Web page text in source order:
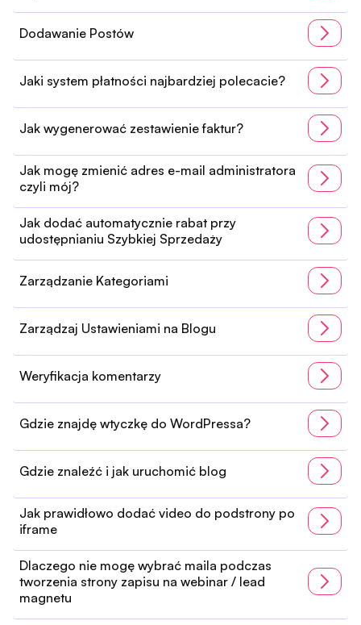
Dodawanie Postów
Jaki system płatności najbardziej polecacie?
Jak wygenerować zestawienie faktur?
Jak mogę zmienić adres e-mail administratora
czyli mój?
Jak dodać automatycznie rabat przy
udostępnianiu Szybkiej Sprzedaży
Zarządzanie Kategoriami
Zarządzaj Ustawieniami na Blogu
Weryfikacja komentarzy
Gdzie znajdę wtyczkę do WordPressa?
Gdzie znaleźć i jak uruchomić blog
Jak prawidłowo dodać video do podstrony po
iframe
Dlaczego nie mogę wybrać maila podczas
tworzenia strony zapisu na webinar / lead
magnetu